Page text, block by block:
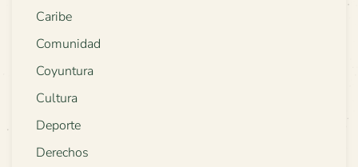
Caribe
Comunidad
Coyuntura
Cultura
Deporte
Derechos